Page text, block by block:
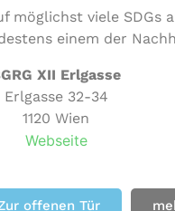
viele SDGs
einem der
XII Erlgasse
Erlgasse 32-34
1120 Wien
Webseite
offenen Tür